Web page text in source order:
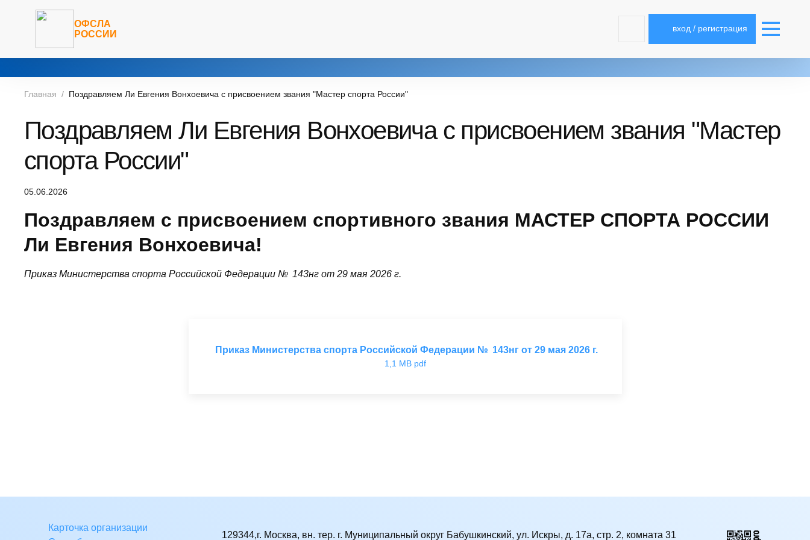
ОФСЛА
РОССИИ
вход / регистрация
Главная Поздравляем Ли Евгения Вонхоевича с присвоением звания "Мастер спорта России"
Поздравляем Ли Евгения Вонхоевича с присвоением звания "Мастер
спорта России"
05.06.2026
Поздравляем с присвоением спортивного звания МАСТЕР СПОРТА РОССИИ
Ли Евгения Вонхоевича!
Приказ Министерства спорта Российской Федерации № 143нг от 29 мая 2026 г.
Приказ Министерства спорта Российской Федерации № 143нг от 29 мая 2026 г.
1,1 MB pdf
Карточка организации
129344,г. Москва, вн. тер. г. Муниципальный округ Бабушкинский, ул. Искры, д. 17а, стр. 2, комната 31